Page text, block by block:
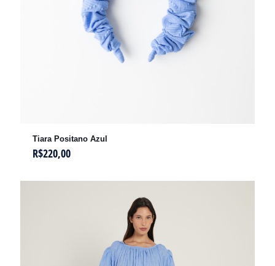
Tiara Positano Azul
R$220,00